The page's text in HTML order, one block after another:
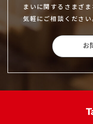
まいに関するさまざ
気軽にご相談ください
お